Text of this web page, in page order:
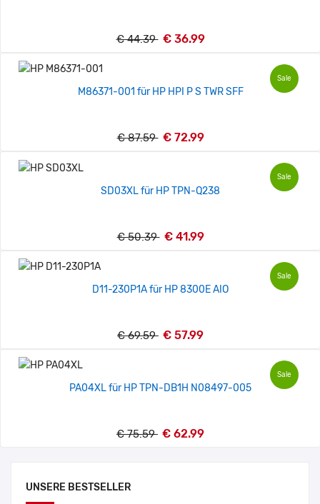
UNSERE BESTSELLER
€ 44.39 € 36.99
Sale
M86371-001 für HP HPI P S TWR SFF
€ 87.59 € 72.99
Sale
SD03XL für HP TPN-Q238
€ 50.39 € 41.99
Sale
D11-230P1A für HP 8300E AIO
€ 69.59 € 57.99
Sale
PA04XL für HP TPN-DB1H N08497-005
€ 75.59 € 62.99